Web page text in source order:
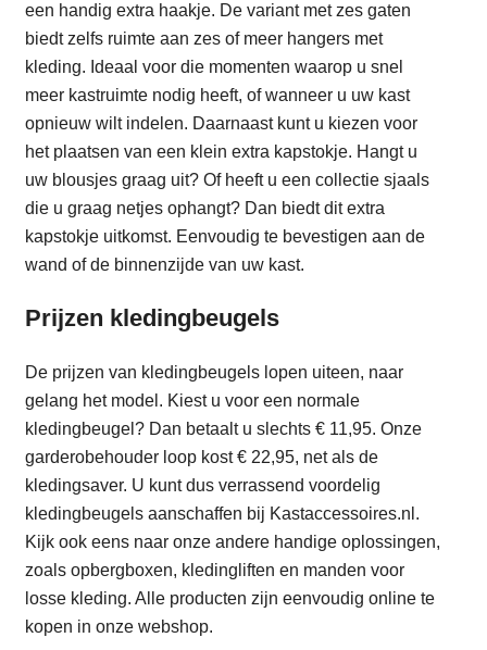
een handig extra haakje. De variant met zes gaten
biedt zelfs ruimte aan zes of meer hangers met
kleding. Ideaal voor die momenten waarop u snel
meer kastruimte nodig heeft, of wanneer u uw kast
opnieuw wilt indelen. Daarnaast kunt u kiezen voor
het plaatsen van een klein extra kapstokje. Hangt u
uw blousjes graag uit? Of heeft u een collectie sjaals
die u graag netjes ophangt? Dan biedt dit extra
kapstokje uitkomst. Eenvoudig te bevestigen aan de
wand of de binnenzijde van uw kast.
Prijzen kledingbeugels
De prijzen van kledingbeugels lopen uiteen, naar
gelang het model. Kiest u voor een normale
kledingbeugel? Dan betaalt u slechts € 11,95. Onze
garderobehouder loop kost € 22,95, net als de
kledingsaver. U kunt dus verrassend voordelig
kledingbeugels aanschaffen bij Kastaccessoires.nl.
Kijk ook eens naar onze andere handige oplossingen,
zoals opbergboxen, kledingliften en manden voor
losse kleding. Alle producten zijn eenvoudig online te
kopen in onze webshop.